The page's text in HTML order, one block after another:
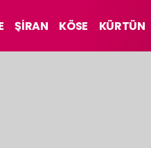
ŞİRAN KÖSE KÜRTÜN